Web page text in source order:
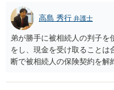
高島 秀行 弁護士
弟が勝手に被相続人の判子を
をし、現金を受け取ることは
断で被相続人の保険契約を解
された書類のコピーを取得し